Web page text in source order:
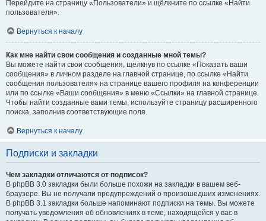
Перейдите на страницу «Пользователи» и щёлкните по ссылке «Найти
пользователя».
Вернуться к началу
Как мне найти свои сообщения и созданные мной темы?
Вы можете найти свои сообщения, щёлкнув по ссылке «Показать ваши
сообщения» в личном разделе на главной странице, по ссылке «Найти
сообщения пользователя» на странице вашего профиля на конференции
или по ссылке «Ваши сообщения» в меню «Ссылки» на главной странице.
Чтобы найти созданные вами темы, используйте страницу расширенного
поиска, заполнив соответствующие поля.
Вернуться к началу
Подписки и закладки
Чем закладки отличаются от подписок?
В phpBB 3.0 закладки были больше похожи на закладки в вашем веб-
браузере. Вы не получали предупреждений о произошедших изменениях.
В phpBB 3.1 закладки больше напоминают подписки на темы. Вы можете
получать уведомления об обновлениях в теме, находящейся у вас в